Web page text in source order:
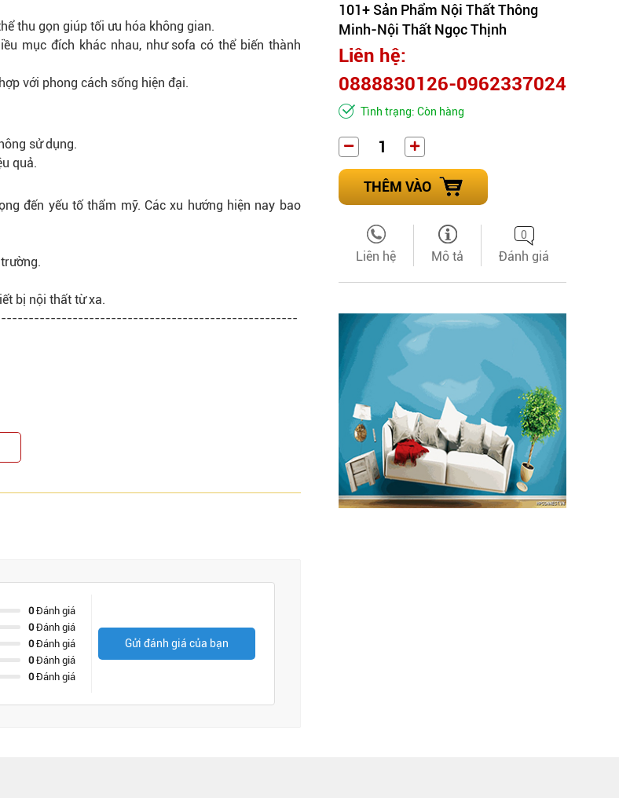
thu gọn giúp tối ưu hóa không gian.
mục đích khác nhau, như sofa có thể biến thành
với phong cách sống hiện đại.
sử dụng.
quả.
đến yếu tố thẩm mỹ. Các xu hướng hiện nay bao
bị nội thất từ xa.
0Đánh giá
0Đánh giá
0Đánh giá
0Đánh giá
0Đánh giá
Gửi đánh giá của bạn
101+ Sản Phẩm Nội Thất Thông
Minh-Nội Thất Ngọc Thịnh
Liên hệ:
0888830126-0962337024
Tình trạng: Còn hàng
THÊM VÀO
Liên hệ Mô tả
0
Đánh giá